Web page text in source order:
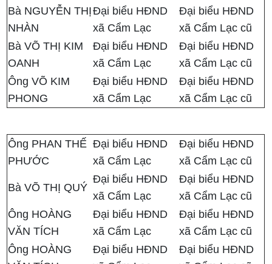
Bà NGUYỄN THỊ
NHÀN
Đại biểu HĐND
xã Cẩm Lạc
Đại biểu HĐND
xã Cẩm Lạc cũ
Bà VÕ THỊ KIM
OANH
Đại biểu HĐND
xã Cẩm Lạc
Đại biểu HĐND
xã Cẩm Lạc cũ
Ông VÕ KIM
PHONG
Đại biểu HĐND
xã Cẩm Lạc
Đại biểu HĐND
xã Cẩm Lạc cũ
Ông PHAN THẾ
PHƯỚC
Đại biểu HĐND
xã Cẩm Lạc
Đại biểu HĐND
xã Cẩm Lạc cũ
Bà VÕ THỊ QUÝ
Đại biểu HĐND
xã Cẩm Lạc
Đại biểu HĐND
xã Cẩm Lạc cũ
Ông HOÀNG
VĂN TÍCH
Đại biểu HĐND
xã Cẩm Lạc
Đại biểu HĐND
xã Cẩm Lạc cũ
Ông HOÀNG
Đại biểu HĐND
Đại biểu HĐND